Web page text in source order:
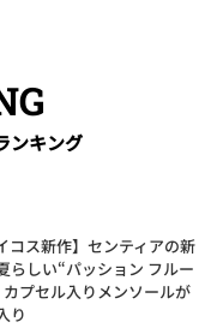
ンキング
コス新作】センティアの新
らしい“パッション フルー
カプセル入りメンソールが
り